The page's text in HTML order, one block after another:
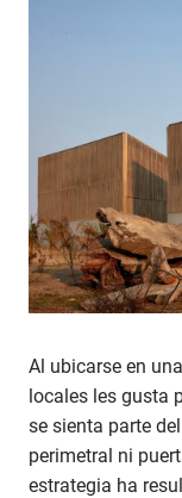
Al ubicarse en
locales les gusta
se sienta parte
perimetral ni
estrategia ha